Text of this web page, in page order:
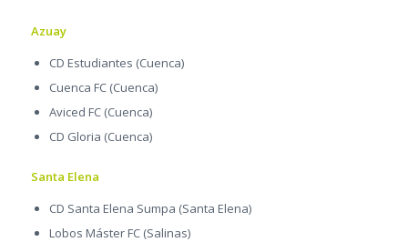
Azuay
CD Estudiantes (Cuenca)
Cuenca FC (Cuenca)
Aviced FC (Cuenca)
CD Gloria (Cuenca)
Santa Elena
CD Santa Elena Sumpa (Santa Elena)
Lobos Máster FC (Salinas)